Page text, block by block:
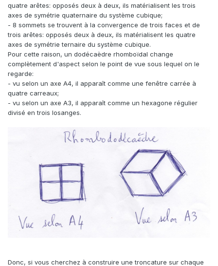
quatre arêtes: opposés deux à deux, ils matérialisent les trois
axes de symétrie quaternaire du système cubique;
- 8 sommets se trouvent à la convergence de trois faces et de
trois arêtes: opposés deux à deux, ils matérialisent les quatre
axes de symétrie ternaire du système cubique.
Pour cette raison, un dodécaèdre rhomboïdal change
complètement d'aspect selon le point de vue sous lequel on le
regarde:
- vu selon un axe A4, il apparaît comme une fenêtre carrée à
quatre carreaux;
- vu selon un axe A3, il apparaît comme un hexagone régulier
divisé en trois losanges.
Donc, si vous cherchez à construire une troncature sur chaque